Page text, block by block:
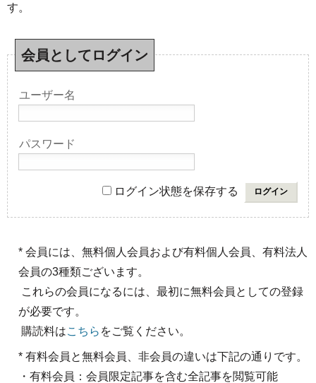
す。
会員としてログイン
ユーザー名
パスワード
ログイン状態を保存する
* 会員には、無料個人会員および有料個人会員、有料法人
会員の3種類ございます。
これらの会員になるには、最初に無料会員としての登録
が必要です。
購読料はこちら をご覧ください。
* 有料会員と無料会員、非会員の違いは下記の通りです。
・有料会員：会員限定記事を含む全記事を閲覧可能